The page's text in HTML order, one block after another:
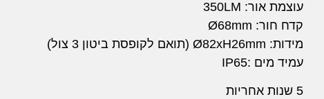
עוצמת אור: 350LM
קדח חור: Ø68mm
מידות: Ø82xH26mm (תואם לקופסת ביטון 3 צול)
עמיד מים :IP65
5 שנות אחריות